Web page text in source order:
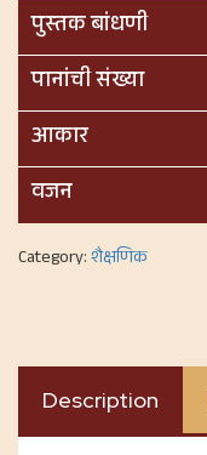
पुस्तक बांधणी
पानांची संख्या
आकार
वजन
Category:शैक्षणिक
Description